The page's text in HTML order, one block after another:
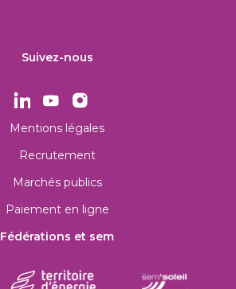
Suivez-nous
Mentions légales
Recrutement
Marchés publics
Paiement en ligne
Fédérations et sem